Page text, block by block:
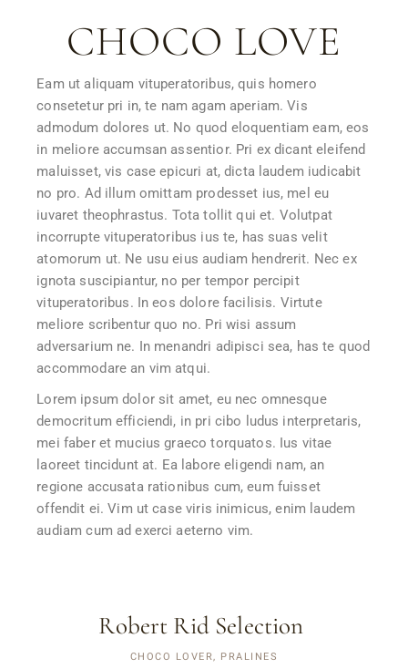
CHOCO LOVE
Eam ut aliquam vituperatoribus, quis homero
consetetur pri in, te nam agam aperiam. Vis
admodum dolores ut. No quod eloquentiam eam, eos
in meliore accumsan assentior. Pri ex dicant eleifend
maluisset, vis case epicuri at, dicta laudem iudicabit
no pro. Ad illum omittam prodesset ius, mel eu
iuvaret theophrastus. Tota tollit qui et. Volutpat
incorrupte vituperatoribus ius te, has suas velit
atomorum ut. Ne usu eius audiam hendrerit. Nec ex
ignota suscipiantur, no per tempor percipit
vituperatoribus. In eos dolore facilisis. Virtute
meliore scribentur quo no. Pri wisi assum
adversarium ne. In menandri adipisci sea, has te quod
accommodare an vim atqui.
Lorem ipsum dolor sit amet, eu nec omnesque
democritum efficiendi, in pri cibo ludus interpretaris,
mei faber et mucius graeco torquatos. Ius vitae
laoreet tincidunt at. Ea labore eligendi nam, an
regione accusata rationibus cum, eum fuisset
offendit ei. Vim ut case viris inimicus, enim laudem
audiam cum ad exerci aeterno vim.
Robert Rid Selection
CHOCO LOVER, PRALINES